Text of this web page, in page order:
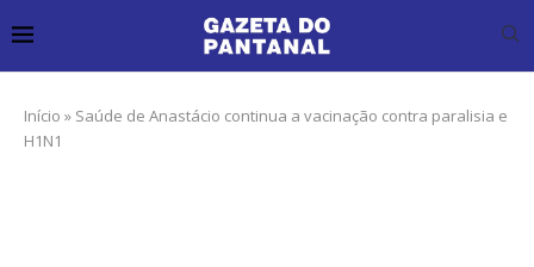
Início » Saúde de Anastácio continua a vacinação contra paralisia e
H1N1